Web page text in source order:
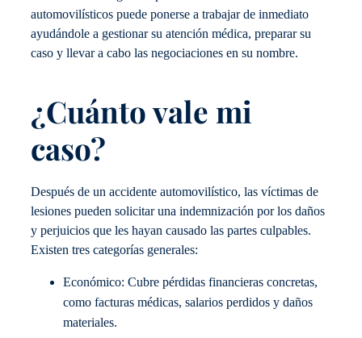
automovilísticos puede ponerse a trabajar de inmediato
ayudándole a gestionar su atención médica, preparar su
caso y llevar a cabo las negociaciones en su nombre.
¿Cuánto vale mi
caso?
Después de un accidente automovilístico, las víctimas de
lesiones pueden solicitar una indemnización por los daños
y perjuicios que les hayan causado las partes culpables.
Existen tres categorías generales:
Económico: Cubre pérdidas financieras concretas,
como facturas médicas, salarios perdidos y daños
materiales.